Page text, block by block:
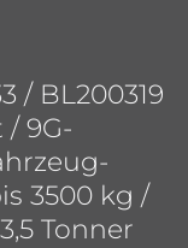
/ BL200319
9G-
3500 kg /
Tonner